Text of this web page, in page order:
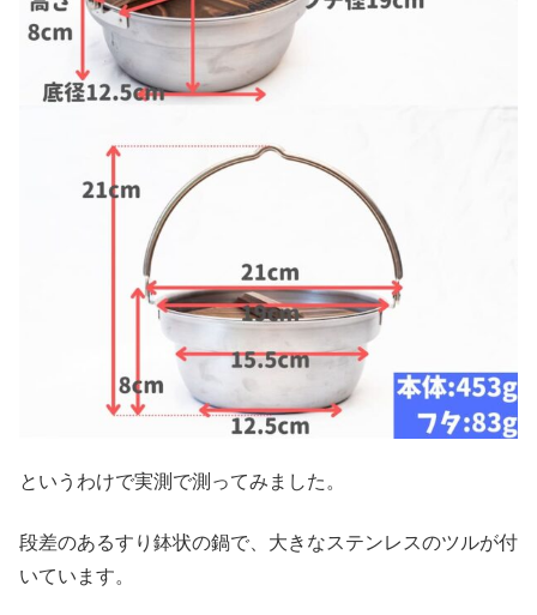
というわけで実測で測ってみました。
段差のあるすり鉢状の鍋で、大きなステンレスのツルが付
いています。